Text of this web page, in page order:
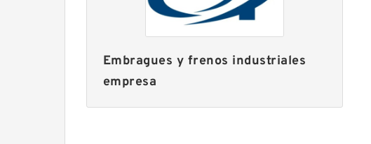
Embragues y frenos industriales
empresa